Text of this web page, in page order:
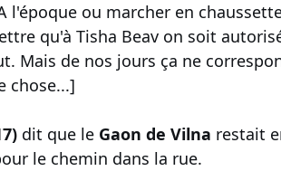
ou marcher en
qu'à Tisha Beav on soit
Mais de nos jours ça ne
chose...]
dit que le Gaon de Vilna restait
le chemin dans la rue.